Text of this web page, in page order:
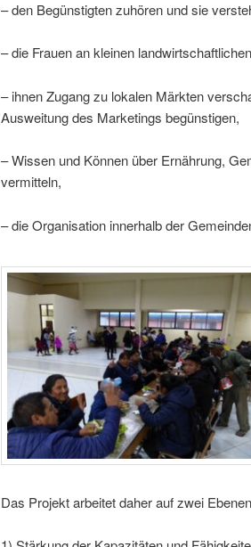
– den Begünstigten zuhören und sie
– die Frauen an kleinen
– ihnen Zugang zu lokalen Märkten
Ausweitung des Marketings begünstigen,
– Wissen und Können über Ernährung,
vermitteln,
– die Organisation innerhalb der
Das Projekt arbeitet daher auf zwei